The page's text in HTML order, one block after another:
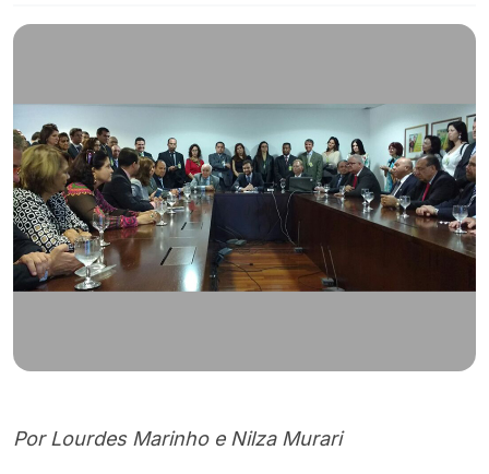
Por Lourdes Marinho e Nilza Murari